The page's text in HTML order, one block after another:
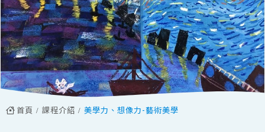
首頁 課程介紹 美學力、想像力-藝術美學